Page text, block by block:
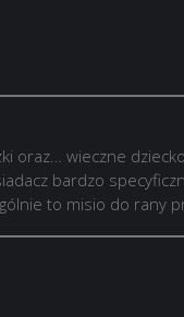
oraz… wieczne
bardzo
to misio do rany